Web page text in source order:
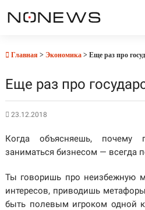
Главная > Экономика> Еще раз про
Еще раз про
23.12.2018
Когда объясняешь, почему
заниматься бизнесом — всегда
Ты говоришь про неизбежную
интересов, приводишь
быть полевым игроком одной